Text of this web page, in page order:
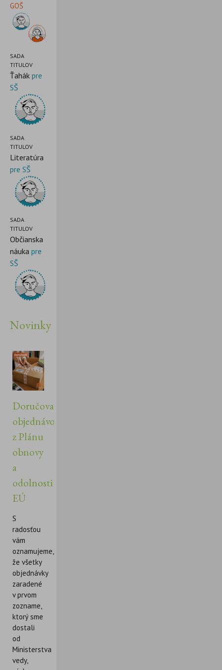
GOŠ
SADA
TITULOV
Ťahák pre
SŠ
SADA
TITULOV
Literatúra
pre SŠ
SADA
TITULOV
Občianska
náuka pre
SŠ
Novinky
Doručovanie
objednávok
z Plánu
obnovy
a
odolnosti
EÚ
S
radosťou
vám
oznamujeme,
že všetky
objednávky
zaradené
v prvom
zozname,
ktorý sme
dostali
od
Ministerstva
vedy,